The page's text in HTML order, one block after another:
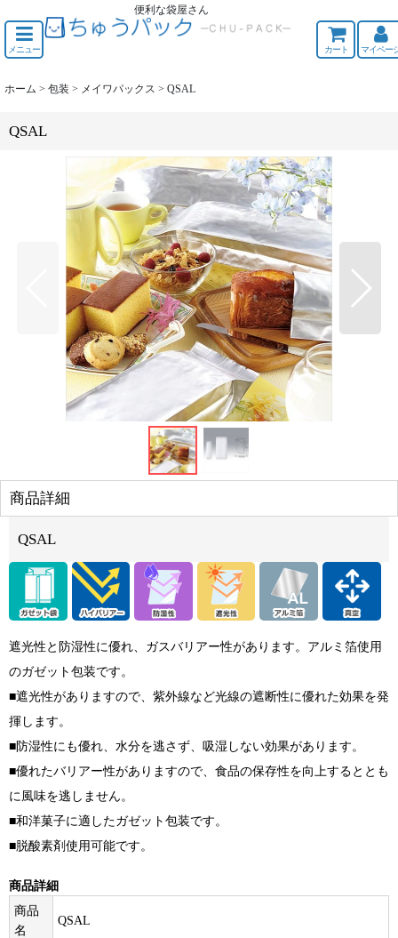
便利な袋屋さん
メニュー カート マイペー
ホーム > 包装 > メイワパックス > QSAL
QSAL
商品詳細
QSAL
遮光性と防湿性に優れ、ガスバリアー性があります。アルミ箔使用
のガゼット包装です。
■遮光性がありますので、紫外線など光線の遮断性に優れた効果を発
揮します。
■防湿性にも優れ、水分を逃さず、吸湿しない効果があります。
■優れたバリアー性がありますので、食品の保存性を向上するととも
に風味を逃しません。
■和洋菓子に適したガゼット包装です。
■脱酸素剤使用可能です。
商品詳細
商品
名
QSAL